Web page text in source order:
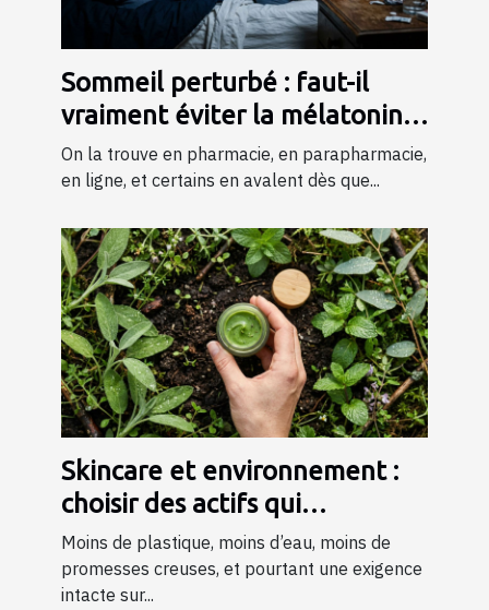
Sommeil perturbé : faut-il
vraiment éviter la mélatonine
chez les stressés ?
On la trouve en pharmacie, en parapharmacie,
en ligne, et certains en avalent dès que...
Skincare et environnement :
choisir des actifs qui
respectent la planète
Moins de plastique, moins d’eau, moins de
promesses creuses, et pourtant une exigence
intacte sur...